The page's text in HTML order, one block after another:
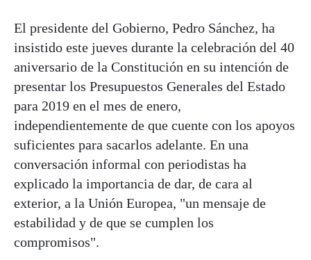
El presidente del Gobierno, Pedro Sánchez, ha
insistido este jueves durante la celebración del 40
aniversario de la Constitución en su intención de
presentar los Presupuestos Generales del Estado
para 2019 en el mes de enero,
independientemente de que cuente con los apoyos
suficientes para sacarlos adelante. En una
conversación informal con periodistas ha
explicado la importancia de dar, de cara al
exterior, a la Unión Europea, "un mensaje de
estabilidad y de que se cumplen los
compromisos".